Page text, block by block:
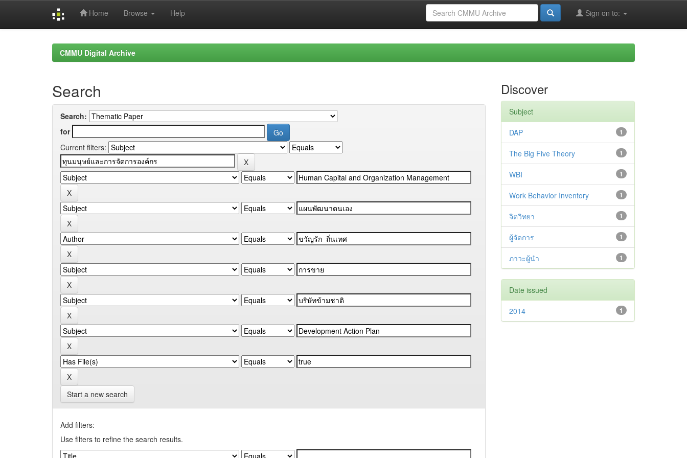
Home Browse Help Sign on to:
CMMU Digital Archive
Search
Search:
for
Current filters:
Start a new search
Add filters:
Use filters to refine the search results.
Discover
Subject
1
DAP
1
The Big Five Theory
1
WBI
1
Work Behavior Inventory
1
จิตวิทยา
1
ผู้จัดการ
1
ภาวะผู้นำ
Date issued
1
2014